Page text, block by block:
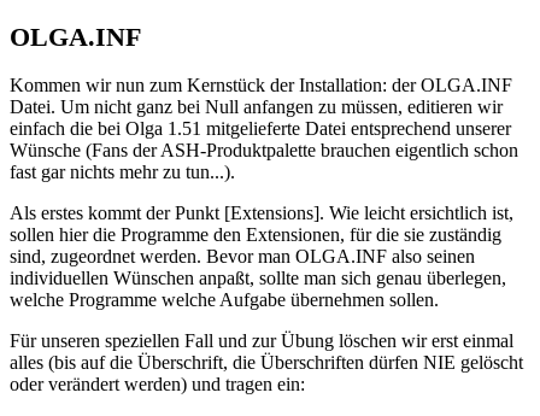
OLGA.INF
Kommen wir nun zum Kernstück der Installation: der OLGA.INF
Datei. Um nicht ganz bei Null anfangen zu müssen, editieren wir
einfach die bei Olga 1.51 mitgelieferte Datei entsprechend unserer
Wünsche (Fans der ASH-Produktpalette brauchen eigentlich schon
fast gar nichts mehr zu tun...).
Als erstes kommt der Punkt [Extensions]. Wie leicht ersichtlich ist,
sollen hier die Programme den Extensionen, für die sie zuständig
sind, zugeordnet werden. Bevor man OLGA.INF also seinen
individuellen Wünschen anpaßt, sollte man sich genau überlegen,
welche Programme welche Aufgabe übernehmen sollen.
Für unseren speziellen Fall und zur Übung löschen wir erst einmal
alles (bis auf die Überschrift, die Überschriften dürfen NIE gelöscht
oder verändert werden) und tragen ein: